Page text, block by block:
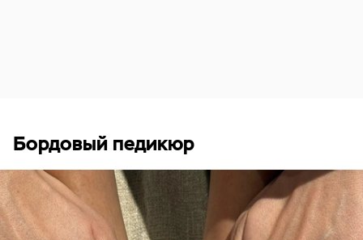
Бордовый педикюр